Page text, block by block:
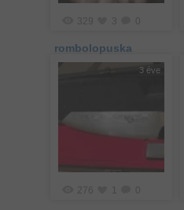
329 3
rombolopuska
3 éve
276